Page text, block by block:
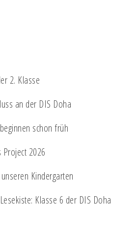
2. Klasse
an der DIS Doha
schon früh
Project 2026
Kindergarten
Klasse 6 der DIS Doha